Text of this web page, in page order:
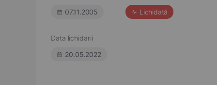
07.11.2005
Lichidată
Data lichidarii
20.05.2022